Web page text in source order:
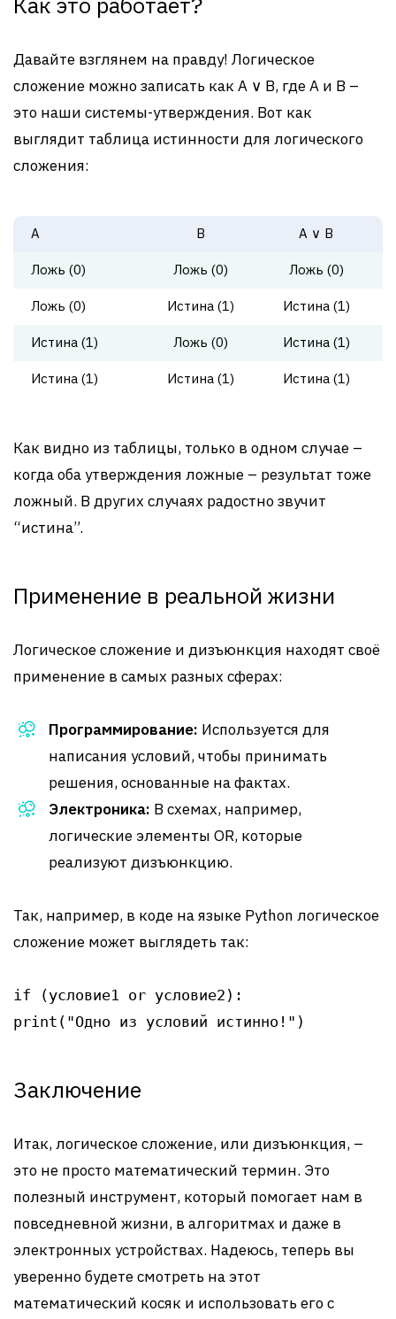
Давайте взглянем на правду! Логическое
сложение можно записать как A ∨ B, где A и B –
это наши системы-утверждения. Вот как
выглядит таблица истинности для логического
сложения:
A B A ∨ B
Ложь (0) Ложь (0) Ложь (0)
Ложь (0) Истина (1) Истина (1)
Истина (1) Ложь (0) Истина (1)
Истина (1) Истина (1) Истина (1)
Как видно из таблицы, только в одном случае –
когда оба утверждения ложные – результат тоже
ложный. В других случаях радостно звучит
“истина”.
Применение в реальной жизни
Логическое сложение и дизъюнкция находят своё
применение в самых разных сферах:
Программирование: Используется для
написания условий, чтобы принимать
решения, основанные на фактах.
Электроника: В схемах, например,
логические элементы OR, которые
реализуют дизъюнкцию.
Так, например, в коде на языке Python логическое
сложение может выглядеть так:
if (условие1 or условие2):
Заключение
Итак, логическое сложение, или дизъюнкция, –
это не просто математический термин. Это
полезный инструмент, который помогает нам в
повседневной жизни, в алгоритмах и даже в
электронных устройствах. Надеюсь, теперь вы
уверенно будете смотреть на этот
математический косяк и использовать его с